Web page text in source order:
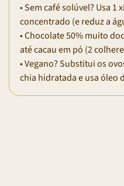
• Sem café solúvel? Usa
concentrado (e reduz a
• Chocolate 50% muito
até cacau em pó (2
• Vegano? Substitui os
chia hidratada e usa óleo